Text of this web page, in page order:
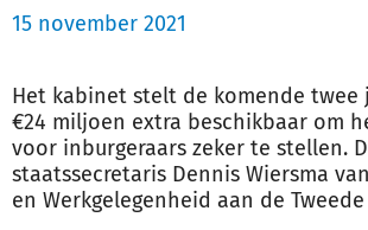
15 november 2021
Het kabinet stelt de komende
€24 miljoen extra beschikbaar om
voor inburgeraars zeker te stellen.
staatssecretaris Dennis Wiersma
en Werkgelegenheid aan de Tweede